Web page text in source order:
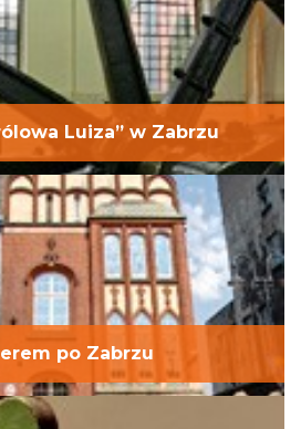
Luiza” w Zabrzu
po Zabrzu